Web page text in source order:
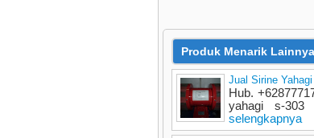
Produk Menarik Lainnya
Jual Sirine
Hub.
yahagi s-
selengkapnya